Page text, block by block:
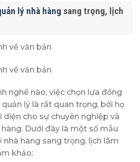
lý nhà hàng sang trọng, lịch
nghề nào, việc chọn lựa đồng
lý là rất quan trọng, bởi họ
diện cho sự chuyên nghiệp và
Dưới đây là một số mẫu
nhà hàng sang trọng, lịch lãm
khảo: